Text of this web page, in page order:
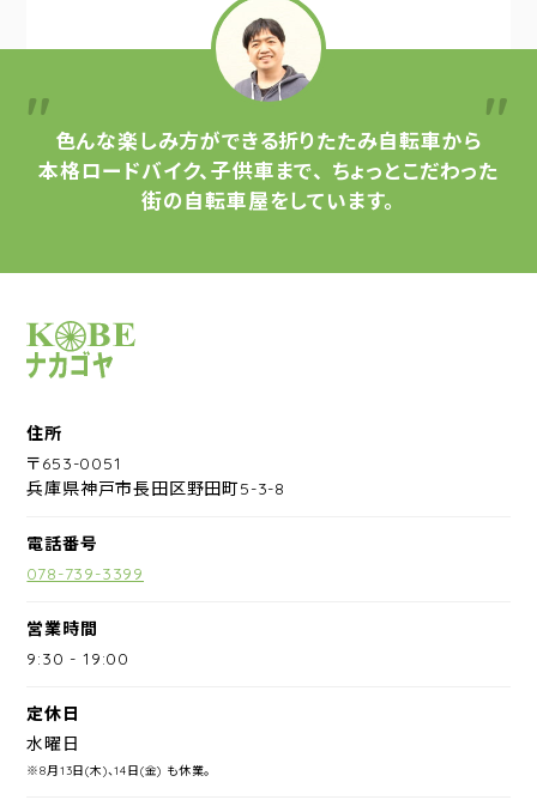
色んな楽しみ方ができる折りたたみ自転車から
本格ロードバイク、子供車まで、 ちょっとこだわった
街の自転車屋をしています。
サイクルショップナカゴヤ
住所
〒653-0051
兵庫県神戸市長田区野田町5-3-8
電話番号
078-739-3399
営業時間
9:30 -19:00
定休日
水曜日
※8月13日(木)、14日(金) も休業。